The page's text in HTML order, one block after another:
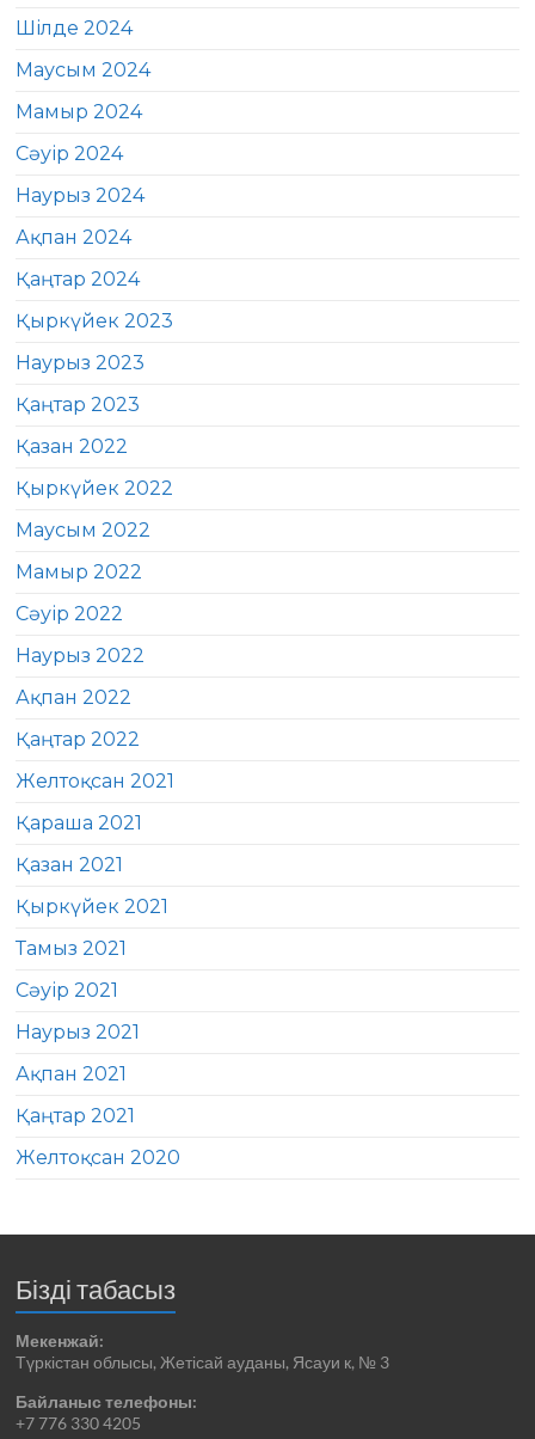
Шілде 2024
Маусым 2024
Мамыр 2024
Сәуір 2024
Наурыз 2024
Ақпан 2024
Қаңтар 2024
Қыркүйек 2023
Наурыз 2023
Қаңтар 2023
Қазан 2022
Қыркүйек 2022
Маусым 2022
Мамыр 2022
Сәуір 2022
Наурыз 2022
Ақпан 2022
Қаңтар 2022
Желтоқсан 2021
Қараша 2021
Қазан 2021
Қыркүйек 2021
Тамыз 2021
Сәуір 2021
Наурыз 2021
Ақпан 2021
Қаңтар 2021
Желтоқсан 2020
Бізді табасыз
Мекенжай:
Түркістан облысы, Жетісай ауданы, Ясауи к, № 3
Байланыс телефоны:
+7 776 330 4205